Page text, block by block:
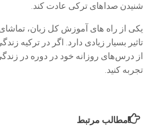
شنیدن صداهای ترکی عادت کند.
یکی از راه های آموزش کل زبان،
تاثیر بسیار زیادی دارد. اگر در ترکیه
از درس‌های روزانه خود در دوره در
تجربه کنید.
مطالب مرتبط